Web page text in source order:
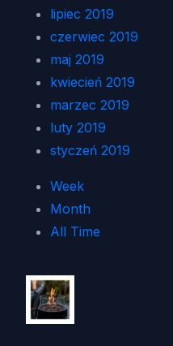
lipiec 2019
czerwiec 2019
maj 2019
kwiecień 2019
marzec 2019
luty 2019
styczeń 2019
Week
Month
All Time